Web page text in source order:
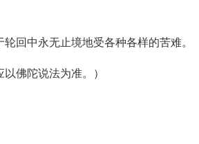
回中永无止境地受各种各样的苦难。
佛陀说法为准。）